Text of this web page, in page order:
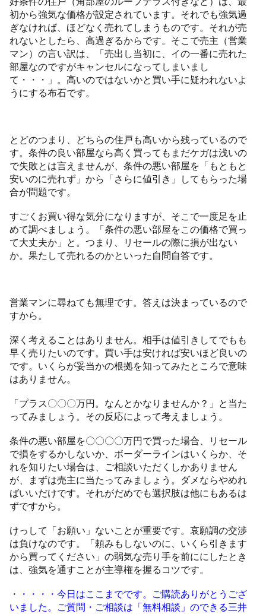
初から強気な価格が設定されています。それでも強気過
ぎなければ、ほどなく売れてしまうものです。それが売
れないとしたら、高過ぎるからです。そこで売主（営業
マン）の言い訳は、「売出し当初に、イの一番に売れた
部屋なのですがキャンセルになってしまいまし
て・・・」。高いのではないかと買い手に疑われないよ
うにする布石です。
とどのつまり、どちらの住戸も高いから残っているので
す。条件の良い部屋なら高く買ってもまだケガは浅いの
で失敗とは言えませんが、条件の悪い部屋を「もともと
安いのに売れず」から「さらに値引き」してもらった場
合が問題です。
すごくお買い得な気分になりますが、そこで一度足を止
めて調べましょう。「条件の悪い部屋をこの価格で買っ
て大丈夫か」と。つまり、リセールの際に損が出ない
か。果たして売れるのかといった自問自答です。
営業マンに尋ねても無理です。答えは決まっているので
すから。
深く考えることはありません。相手は値引きしてでもも
早く売りたいのです。買い手は安ければ安いほど良いの
です。いくらが妥当かの根拠を知ってみたところで意味
はありません。
「プラス〇〇〇万円。なんとかなりませんか？」と当た
ってみましょう。その反応によって考えましょう。
条件の悪い部屋を〇〇〇〇万円で買った場合、リセール
で損をするかしないか、ボーダーラインはいくらか、そ
れを知りたい場合は、ご相談いただくしかありません
が、まずは売主に当たってみましょう。ダメならやめれ
ばいいだけです。それがだめでも選択肢は他にもあるは
ずですから。
けっして「お願い」ないことが重要です。哀願調の交渉
は負けなのです。「頼みもしないのに、いくら引きます
から買ってください」の弱気な売り手を前ににしたとき
は、強気を通すことが主導権を握るコツです。
・
・・・・今日はここまでです。ご購読ありがとうござ
いました。ご質問・ご相談は「無料相談」のできる三井